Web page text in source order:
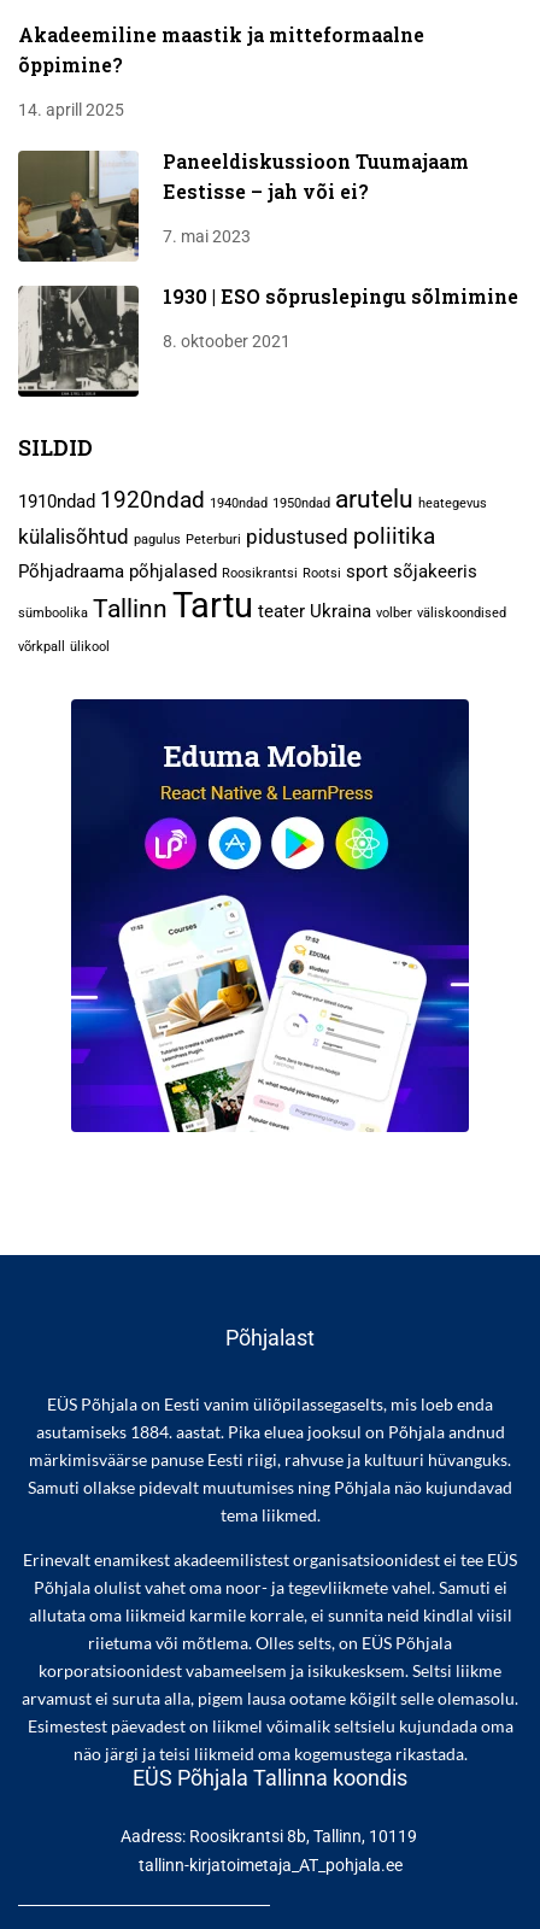
Akadeemiline maastik ja mitteformaalne
õppimine?
14. aprill 2025
Paneeldiskussioon Tuumajaam
Eestisse – jah või ei?
7. mai 2023
1930 | ESO sõpruslepingu sõlmimine
8. oktoober 2021
SILDID
1910ndad 1920ndad 1940ndad 1950ndad arutelu heategevus
külalisõhtud pagulus Peterburi pidustused poliitika
Põhjadraama põhjalased Roosikrantsi Rootsi sport sõjakeeris
sümboolika Tallinn Tartu teater Ukraina volber väliskoondised
võrkpall ülikool
Põhjalast
EÜS Põhjala on Eesti vanim üliõpilassegaselts, mis loeb enda
asutamiseks 1884. aastat. Pika eluea jooksul on Põhjala andnud
märkimisväärse panuse Eesti riigi, rahvuse ja kultuuri hüvanguks.
Samuti ollakse pidevalt muutumises ning Põhjala näo kujundavad
tema liikmed.
Erinevalt enamikest akadeemilistest organisatsioonidest ei tee EÜS
Põhjala olulist vahet oma noor- ja tegevliikmete vahel. Samuti ei
allutata oma liikmeid karmile korrale, ei sunnita neid kindlal viisil
riietuma või mõtlema. Olles selts, on EÜS Põhjala
korporatsioonidest vabameelsem ja isikukesksem. Seltsi liikme
arvamust ei suruta alla, pigem lausa ootame kõigilt selle olemasolu.
Esimestest päevadest on liikmel võimalik seltsielu kujundada oma
näo järgi ja teisi liikmeid oma kogemustega rikastada.
EÜS Põhjala Tallinna koondis
Aadress: Roosikrantsi 8b, Tallinn, 10119
tallinn-kirjatoimetaja_AT_pohjala.ee